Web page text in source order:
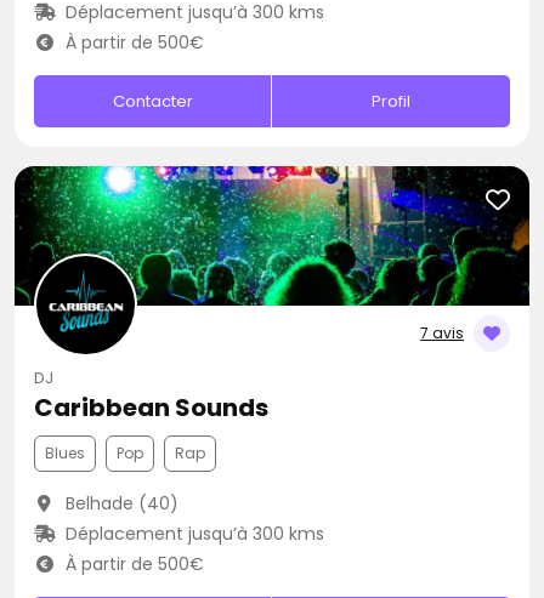
Déplacement jusqu’à 300 kms
À partir de 500€
Contacter Profil
7 avis
DJ
Caribbean Sounds
Blues Pop Rap
Belhade (40)
Déplacement jusqu’à 300 kms
À partir de 500€